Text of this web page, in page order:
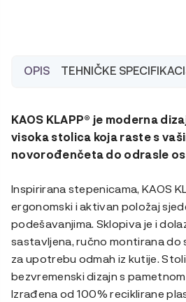
količina
OPIS TEHNIČKE
KAOS KLAPP® je moderna
visoka stolica koja raste s
novorođenčeta do odrasle
Inspirirana stepenicama, KAOS
ergonomski i aktivan položaj
podešavanjima. Sklopiva je i
sastavljena, ručno montirana do
za upotrebu odmah iz kutije.
bezvremenski dizajn s
Izrađena od 100% reciklirane